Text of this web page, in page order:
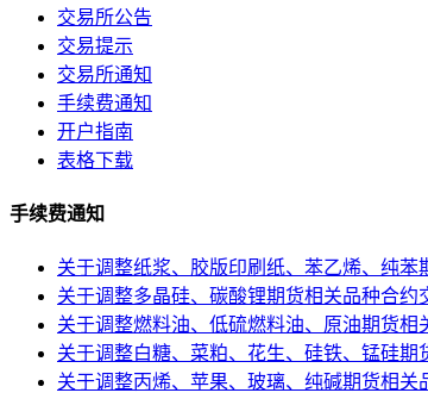
交易所公告
交易提示
交易所通知
手续费通知
开户指南
表格下载
手续费通知
关于调整纸浆、胶版印刷纸、苯乙烯、纯
关于调整多晶硅、碳酸锂期货相关品种合约
关于调整燃料油、低硫燃料油、原油期货相
关于调整白糖、菜粕、花生、硅铁、锰硅
关于调整丙烯、苹果、玻璃、纯碱期货相关